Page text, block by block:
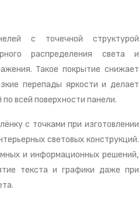
с точечной структурой
распределения света и
Такое покрытие снижает
перепады яркости и делает
всей поверхности панели.
с точками при изготовлении
световых конструкций.
и информационных решений,
текста и графики даже при